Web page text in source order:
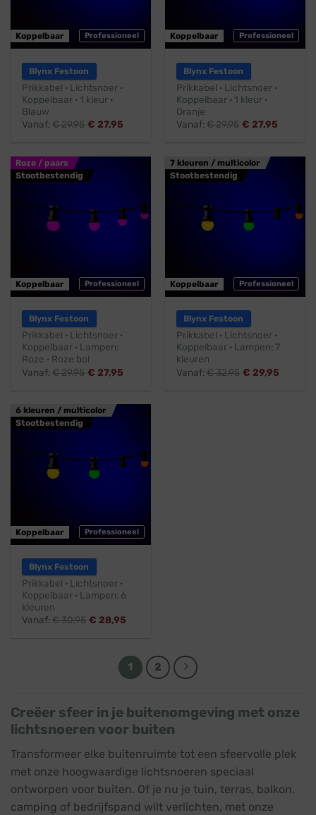
Professioneel
Koppelbaar
Blynx Festoon
Prikkabel · Lichtsnoer ·
Koppelbaar · 1 kleur ·
Blauw
Vanaf:€29,95 € 27,95
Professioneel
Koppelbaar
Blynx Festoon
Prikkabel · Lichtsnoer ·
Koppelbaar · 1 kleur ·
Oranje
Vanaf:€29,95 € 27,95
Roze / paars
Stootbestendig
Professioneel
Koppelbaar
Blynx Festoon
Prikkabel · Lichtsnoer ·
Koppelbaar · Lampen:
Roze · Roze bol
Vanaf:€29,95 € 27,95
7 kleuren / multicolor
Stootbestendig
Professioneel
Koppelbaar
Blynx Festoon
Prikkabel · Lichtsnoer ·
Koppelbaar · Lampen: 7
kleuren
Vanaf:€32,95 € 29,95
6 kleuren / multicolor
Stootbestendig
Professioneel
Koppelbaar
Blynx Festoon
Prikkabel · Lichtsnoer ·
Koppelbaar · Lampen: 6
kleuren
Vanaf:€30,95 € 28,95
1 2
Creëer sfeer in je buitenomgeving met onze
lichtsnoeren voor buiten
Transformeer elke buitenruimte tot een sfeervolle plek
met onze hoogwaardige lichtsnoeren speciaal
ontworpen voor buiten. Of je nu je tuin, terras, balkon,
camping of bedrijfspand wilt verlichten, met onze